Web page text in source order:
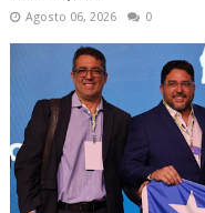
Agosto 06, 2026 0